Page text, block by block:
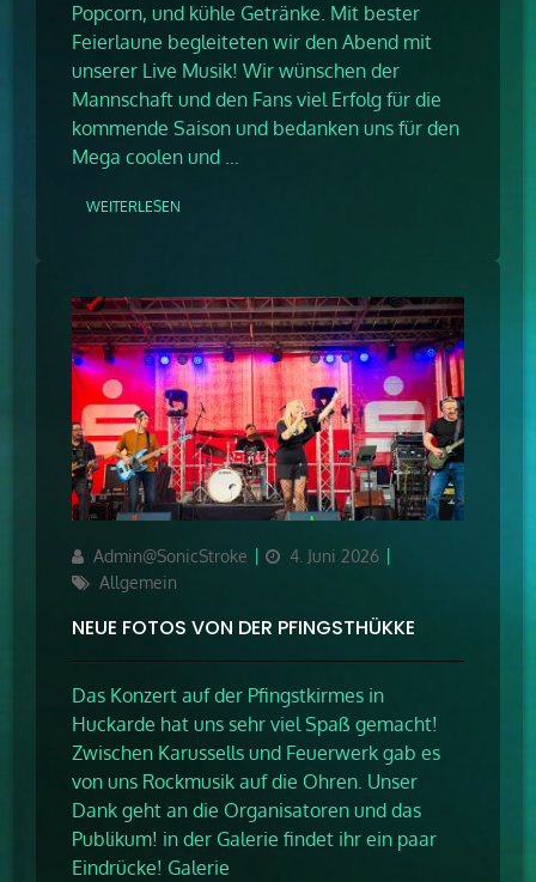
Popcorn, und kühle Getränke. Mit bester
Feierlaune begleiteten wir den Abend mit
unserer Live Musik! Wir wünschen der
Mannschaft und den Fans viel Erfolg für die
kommende Saison und bedanken uns für den
Mega coolen und …
WEITERLESEN
Author
Admin@SonicStroke
Updated
4. Juni 2026
Allgemein
NEUE FOTOS VON DER PFINGSTHÜKKE
Das Konzert auf der Pfingstkirmes in
Huckarde hat uns sehr viel Spaß gemacht!
Zwischen Karussells und Feuerwerk gab es
von uns Rockmusik auf die Ohren. Unser
Dank geht an die Organisatoren und das
Publikum! in der Galerie findet ihr ein paar
Eindrücke! Galerie